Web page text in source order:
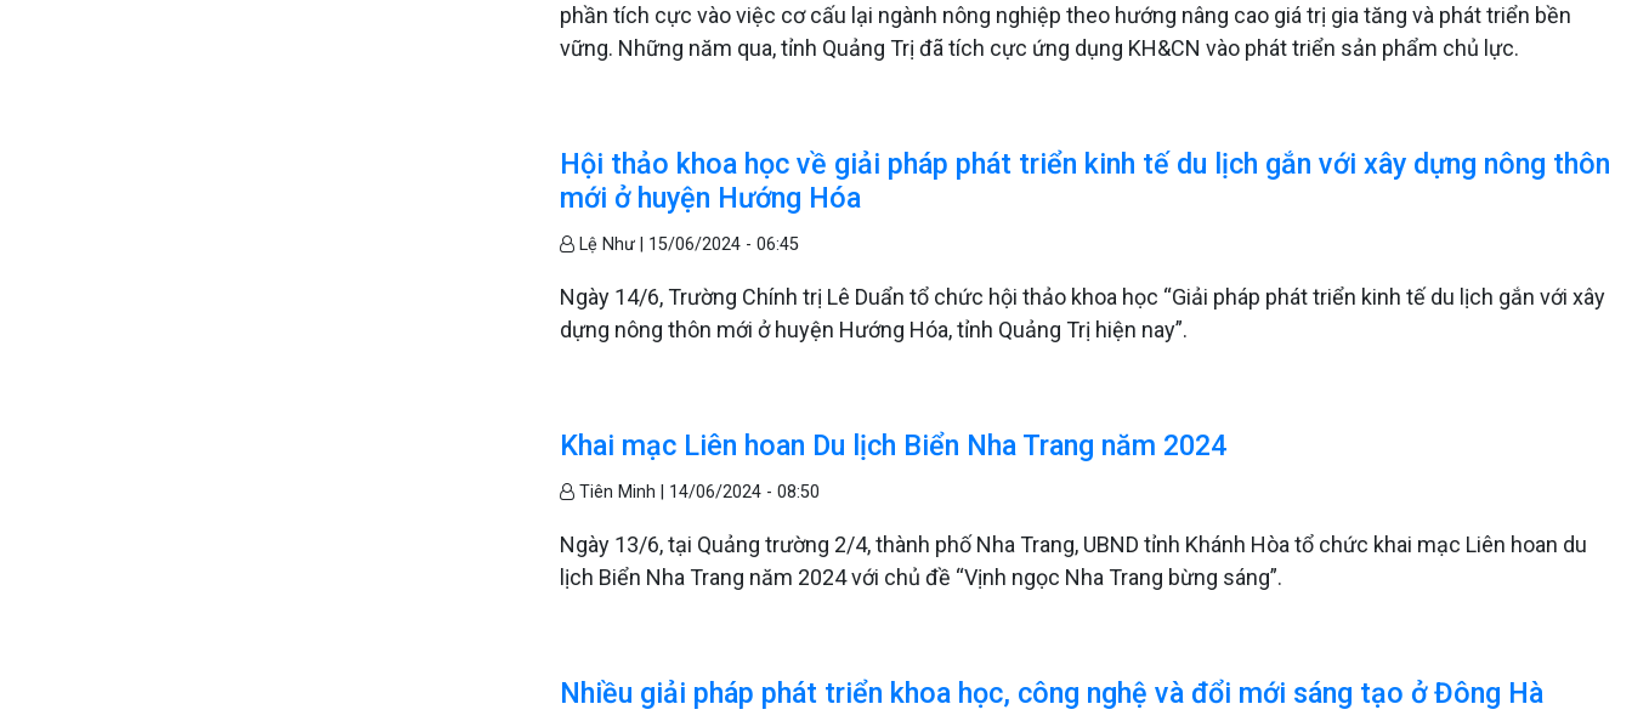
phần tích cực vào việc cơ cấu lại ngành nông nghiệp theo hướng nâng cao giá trị gia tăng và phát triển bền
vững. Những năm qua, tỉnh Quảng Trị đã tích cực ứng dụng KH&CN vào phát triển sản phẩm chủ lực.
Hội thảo khoa học về giải pháp phát triển kinh tế du lịch gắn với xây dựng nông thôn
mới ở huyện Hướng Hóa
Lệ Như | 15/06/2024 - 06:45
Ngày 14/6, Trường Chính trị Lê Duẩn tổ chức hội thảo khoa học “Giải pháp phát triển kinh tế du lịch gắn với xây
dựng nông thôn mới ở huyện Hướng Hóa, tỉnh Quảng Trị hiện nay”.
Khai mạc Liên hoan Du lịch Biển Nha Trang năm 2024
Tiên Minh | 14/06/2024 - 08:50
Ngày 13/6, tại Quảng trường 2/4, thành phố Nha Trang, UBND tỉnh Khánh Hòa tổ chức khai mạc Liên hoan du
lịch Biển Nha Trang năm 2024 với chủ đề “Vịnh ngọc Nha Trang bừng sáng”.
Nhiều giải pháp phát triển khoa học, công nghệ và đổi mới sáng tạo ở Đông Hà